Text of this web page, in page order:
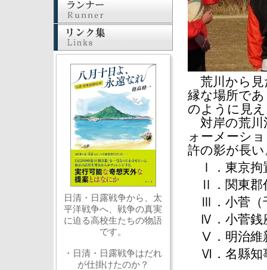
荒川から見
縁な場所で
のように見
対岸の荒川
ォーメーシ
許の影が長い
Ⅰ．東京拘
Ⅱ．関東郡
Ⅲ．小菅（
Ⅳ．小菅銭
Ⅴ．明治維
Ⅵ．名縣知
日清・日露戦争から、太
平洋戦争へ、戦争の真実
に迫る高校生たちの物語
です。
・日清・日露戦争はだれ
が仕掛けたのか？